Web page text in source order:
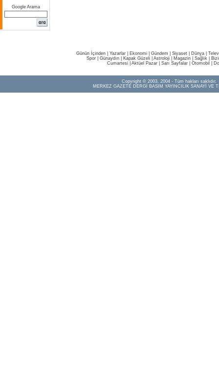
Google Arama
Günün İçinden Yazarlar Ekonomi Gündem Siyaset Dünya |
Spor
Günaydın Kapak Güzeli Astroloji Magazin Sağlık
Cumartesi| Aktüel Pazar| Sarı Sayfalar| Otomobil
Copyright © 2003, 2004 - Tüm hakları saklıdır.
MERKEZ GAZETE DERGİ BASIM YAYINCILIK SANAYİ VE